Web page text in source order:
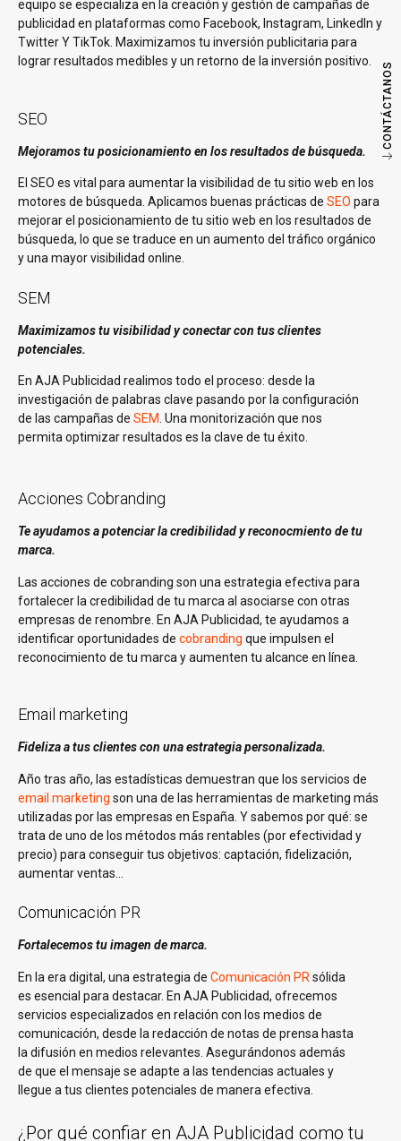
CONTÁCTANOS
equipo se especializa en la creación y gestión de campañas de
publicidad en plataformas como Facebook, Instagram, LinkedIn y
Twitter Y TikTok. Maximizamos tu inversión publicitaria para
lograr resultados medibles y un retorno de la inversión positivo.
SEO
Mejoramos tu posicionamiento en los resultados de búsqueda.
El SEO es vital para aumentar la visibilidad de tu sitio web en los
motores de búsqueda. Aplicamos buenas prácticas de SEO para
mejorar el posicionamiento de tu sitio web en los resultados de
búsqueda, lo que se traduce en un aumento del tráfico orgánico
y una mayor visibilidad online.
SEM
Maximizamos tu visibilidad y conectar con tus clientes
potenciales.
En AJA Publicidad realimos todo el proceso: desde la
investigación de palabras clave pasando por la configuración
de las campañas de SEM. Una monitorización que nos
permita optimizar resultados es la clave de tu éxito.
Acciones Cobranding
Te ayudamos a potenciar la credibilidad y reconocmiento de tu
marca.
Las acciones de cobranding son una estrategia efectiva para
fortalecer la credibilidad de tu marca al asociarse con otras
empresas de renombre. En AJA Publicidad, te ayudamos a
identificar oportunidades de cobranding que impulsen el
reconocimiento de tu marca y aumenten tu alcance en línea.
Email marketing
Fideliza a tus clientes con una estrategia personalizada.
Año tras año, las estadísticas demuestran que los servicios de
email marketing son una de las herramientas de marketing más
utilizadas por las empresas en España. Y sabemos por qué: se
trata de uno de los métodos más rentables (por efectividad y
precio) para conseguir tus objetivos: captación, fidelización,
aumentar ventas…
Comunicación PR
Fortalecemos tu imagen de marca.
En la era digital, una estrategia de Comunicación PR sólida
es esencial para destacar. En AJA Publicidad, ofrecemos
servicios especializados en relación con los medios de
comunicación, desde la redacción de notas de prensa hasta
la difusión en medios relevantes. Asegurándonos además
de que el mensaje se adapte a las tendencias actuales y
llegue a tus clientes potenciales de manera efectiva.
¿Por qué confiar en AJA Publicidad como tu